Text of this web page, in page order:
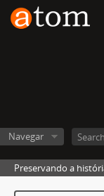
Navegar
Preservando a